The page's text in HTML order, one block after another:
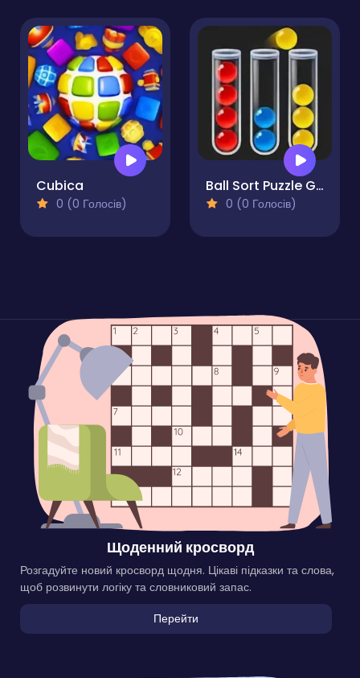
Cubica
0 (0 Голосів)
Ball Sort Puzzle Game
0 (0 Голосів)
Щоденний кросворд
Розгадуйте новий кросворд щодня. Цікаві підказки та слова,
щоб розвинути логіку та словниковий запас.
Перейти